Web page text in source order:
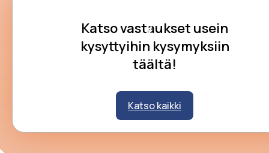
Katso vastaukset usein
kysyttyihin kysymyksiin
täältä!
Katso kaikki